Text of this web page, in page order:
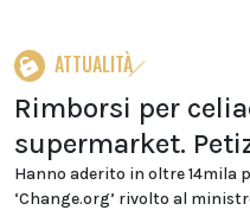
ATTUALITÀ
Rimborsi per
supermarket.
Hanno aderito in oltre 14mila
‘Change.org’ rivolto al